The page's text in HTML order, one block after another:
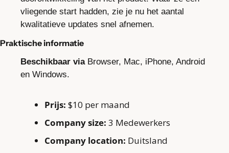
vliegende start hadden, zie je nu het aantal
kwalitatieve updates snel afnemen.
Praktische informatie
Beschikbaar via Browser, Mac, iPhone, Android
en Windows.
Prijs: $10 per maand
Company size: 3 Medewerkers
Company location: Duitsland